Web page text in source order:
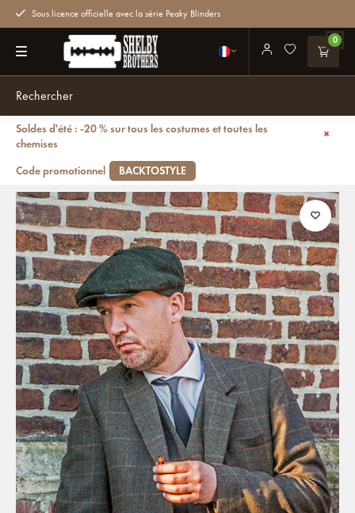
Sous licence officielle avec la série Peaky Blinders
0
Soldes d'été : -20 % sur tous les costumes et toutes les
chemises
Code promotionnel
BACKTOSTYLE
Retour
| Aberama Gold | peaky blinders